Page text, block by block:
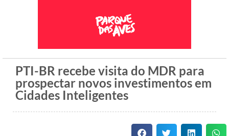
PTI-BR recebe visita do MDR para
prospectar novos investimentos em
Cidades Inteligentes